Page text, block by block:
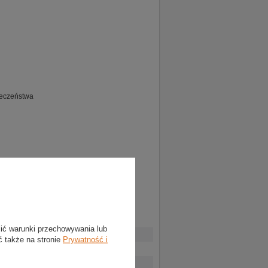
warunki przechowywania lub
także na stronie Prywatność i